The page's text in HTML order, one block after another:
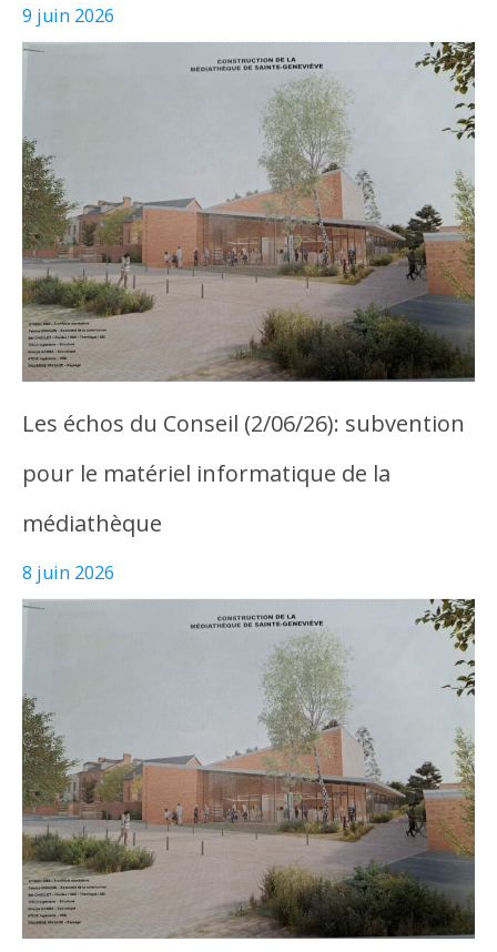
9 juin 2026
Les échos du Conseil (2/06/26): subvention
pour le matériel informatique de la
médiathèque
8 juin 2026